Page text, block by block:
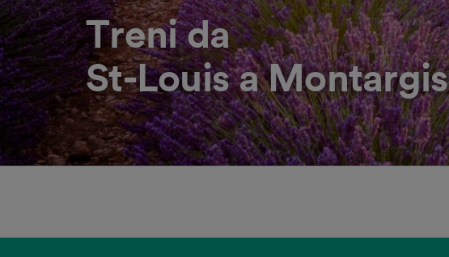
Treni da
St-Louis a Montargis